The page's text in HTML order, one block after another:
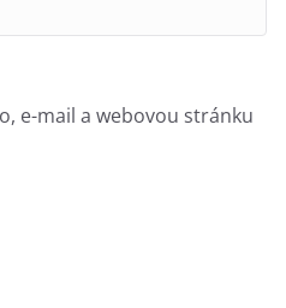
e-mail a webovou stránku